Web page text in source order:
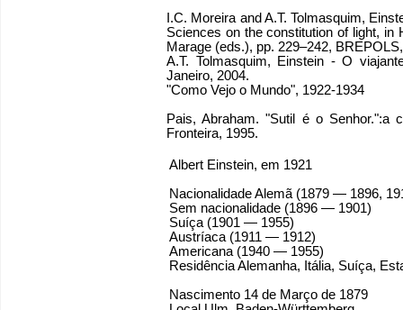
I.C. Moreira and A.T. Tolmasquim,
Sciences on the constitution of light,
Marage (eds.), pp. 229–242,
A.T. Tolmasquim, Einstein - O
Janeiro, 2004.
"Como Vejo o Mundo", 1922-1934
Pais, Abraham. "Sutil é o Senhor.":a
Fronteira, 1995.
Albert Einstein, em 1921
Nacionalidade Alemã (1879 — 1896,
Sem nacionalidade (1896 — 1901)
Suíça (1901 — 1955)
Austríaca (1911 — 1912)
Americana (1940 — 1955)
Residência Alemanha, Itália, Suíça,
Nascimento 14 de Março de 1879